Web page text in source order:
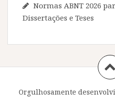
Normas ABNT 2026
Dissertações e Teses
Orgulhosamente